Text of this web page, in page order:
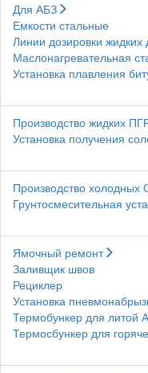
Для АБЗ
Емкости стальные
Линии дозировки жидких
Маслонагревательная
Установка плавления
Производство жидких
Установка получения
Производство
Грунтосмесительная
Ямочный ремонт
Заливщик швов
Рециклер
Установка
Термобункер для литой
Термосбункер для